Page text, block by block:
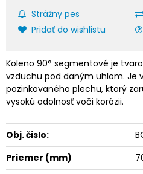
Strážny pes
Pridať do wishlistu
Koleno 90° segmentové je
vzduchu pod daným uhlom. Je
pozinkovaného plechu, ktorý
vysokú odolnosť voči korózii.
Obj. čislo:
Priemer (mm)